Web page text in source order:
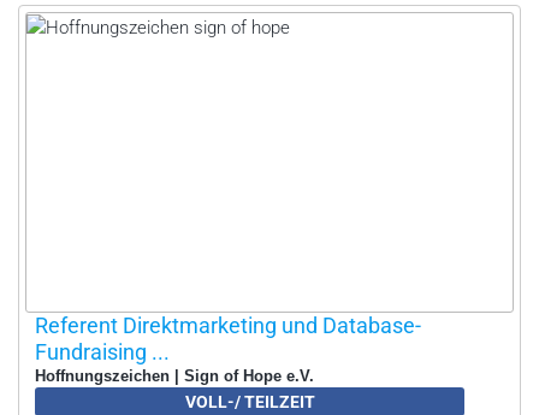
Referent Direktmarketing und Database-
Fundraising ...
Hoffnungszeichen | Sign of Hope e.V.
VOLL-/ TEILZEIT